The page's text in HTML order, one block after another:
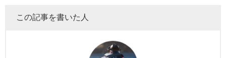
この記事を書いた人